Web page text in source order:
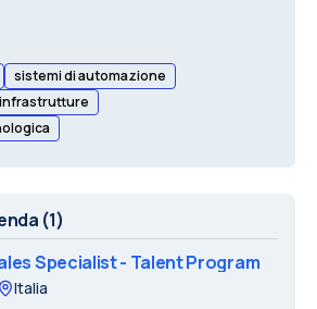
sistemi di automazione
(1)
Specialist - Talent Program
Italia